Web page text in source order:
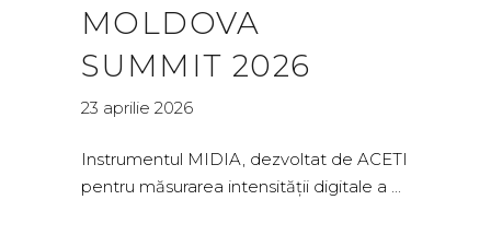
MOLDOVA
SUMMIT 2026
23 aprilie 2026
Instrumentul MIDIA, dezvoltat de ACETI
pentru măsurarea intensității digitale a